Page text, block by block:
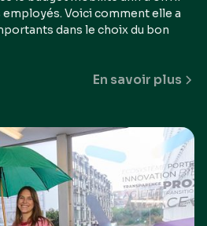
employés. Voici comment elle a
dans le choix du bon
En savoir plus